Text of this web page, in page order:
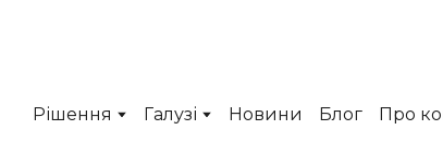
Рішення Галузі Новини Блог Про